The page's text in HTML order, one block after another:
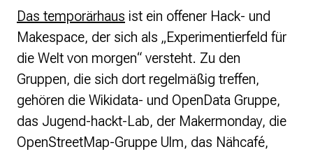
Das temporärhaus ist ein offener Hack- und
Makespace, der sich als „Experimentierfeld für
die Welt von morgen“ versteht. Zu den
Gruppen, die sich dort regelmäßig treffen,
gehören die Wikidata- und OpenData Gruppe,
das Jugend-hackt-Lab, der Makermonday, die
OpenStreetMap-Gruppe Ulm, das Nähcafé,